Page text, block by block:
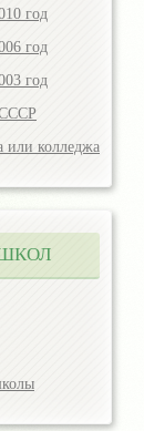
год
год
год
колледжа